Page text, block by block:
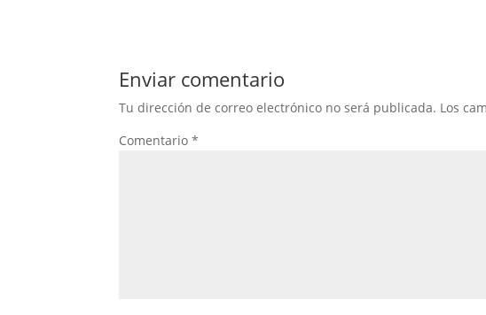
Enviar comentario
Tu dirección de correo electrónico no será publicada. Los
Comentario*